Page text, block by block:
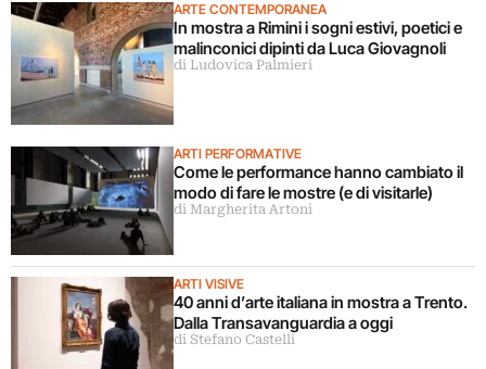
ARTE CONTEMPORANEA
In mostra a Rimini i sogni estivi, poetici e
malinconici dipinti da Luca Giovagnoli
di Ludovica Palmieri
ARTI PERFORMATIVE
Come le performance hanno cambiato il
modo di fare le mostre (e di visitarle)
di Margherita Artoni
ARTI VISIVE
40 anni d’arte italiana in mostra a Trento.
Dalla Transavanguardia a oggi
di Stefano Castelli